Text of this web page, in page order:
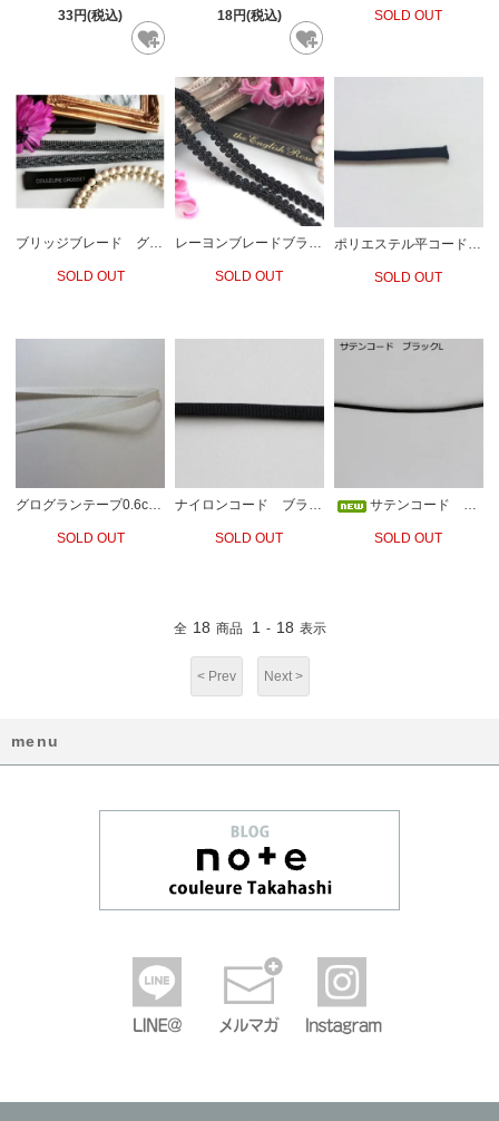
33円(税込) 18円(税込) SOLD OUT
ブリッジブレード グレージュ
SOLD OUT
レーヨンブレードブラック 10mm
SOLD OUT
ポリエステル平コードブラック
SOLD OUT
グログランテープ0.6cm ホワイト
SOLD OUT
ナイロンコード ブラック
SOLD OUT
サテンコード ブラックL
SOLD OUT
全 18 商品 1 - 18 表示
< Prev Next >
menu